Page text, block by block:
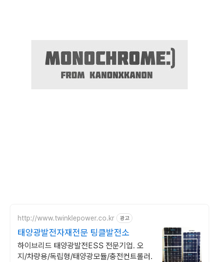
http://www.twinklepower.co.kr 광고
태양광발전자재전문 팅클발전소
하이브리드 태양광발전ESS 전문기업. 오
지/차량용/독립형/태양광모듈/충전컨트롤러.